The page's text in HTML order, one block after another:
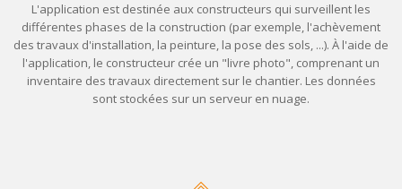
L'application est destinée aux constructeurs qui surveillent les
différentes phases de la construction (par exemple, l'achèvement
des travaux d'installation, la peinture, la pose des sols, ...). À l'aide de
l'application, le constructeur crée un "livre photo", comprenant un
inventaire des travaux directement sur le chantier. Les données
sont stockées sur un serveur en nuage.